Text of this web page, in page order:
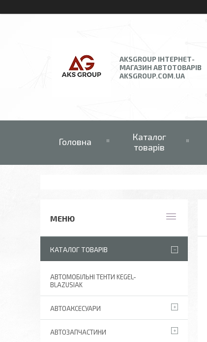
AKSGROUP ІНТЕРНЕТ-
МАГАЗИН АВТОТОВАРІВ
AKSGROUP.COM.UA
Головна
Каталог
товарів
КАТАЛОГ ТОВАРІВ
АВТОМОБІЛЬНІ ТЕНТИ KEGEL-
BLAZUSIAK
АВТОАКСЕСУАРИ
АВТОЗАПЧАСТИНИ